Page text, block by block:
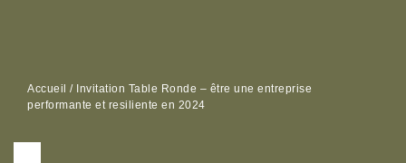
Accueil / Invitation Table Ronde – être une entreprise
performante et resiliente en 2024